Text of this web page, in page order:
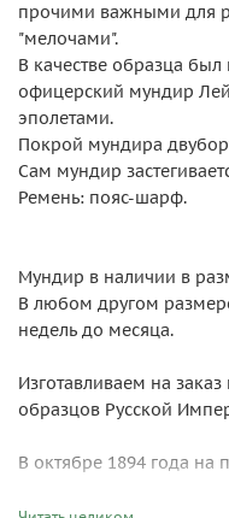
прочими важными для
"мелочами".
В качестве образца
офицерский мундир
эполетами.
Покрой мундира
Сам мундир
Ремень: пояс-шарф.
Мундир в наличии в
В любом другом
недель до месяца.
Изготавливаем на
образцов Русской
В октябре 1894 года на